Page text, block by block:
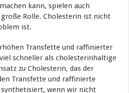
kann, spielen auch
Rolle. Cholesterin ist nicht
ist.
Transfette und raffinierter
schneller als cholesterinhaltige
zu Cholesterin, das der
Transfette und raffinierte
wenn wir nicht